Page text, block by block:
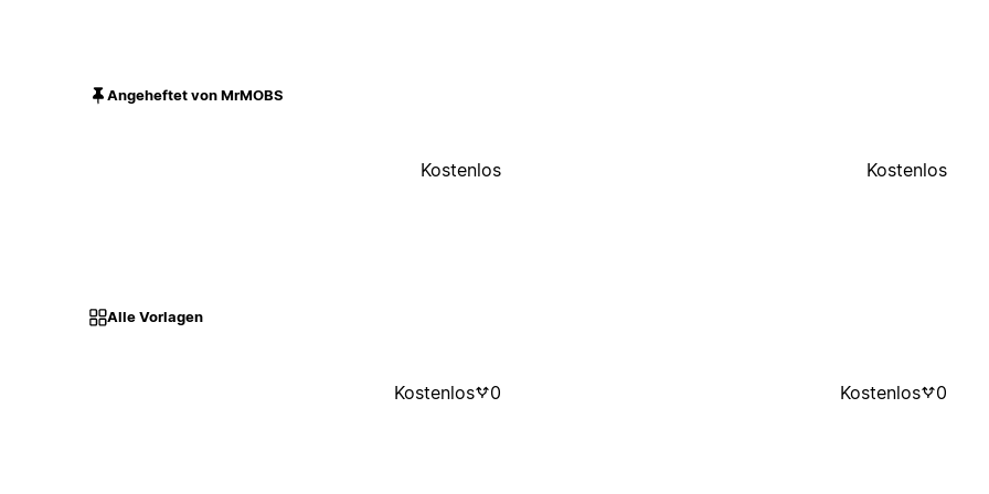
Angeheftet von MrMOBS
Kostenlos Kostenlos
Alle Vorlagen
Kostenlos 0 Kostenlos 0